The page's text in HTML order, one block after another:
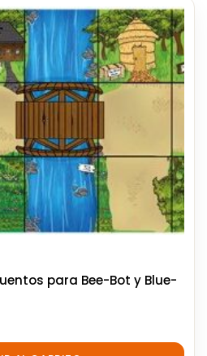
para Bee-Bot y Blue-